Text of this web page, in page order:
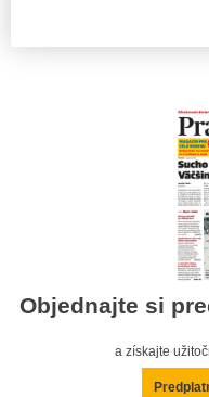
Objednajte si
a získajte